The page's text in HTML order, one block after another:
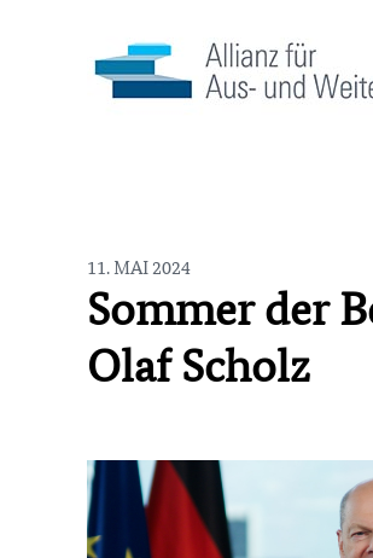
11. MAI 2024
Sommer der
Olaf Scholz